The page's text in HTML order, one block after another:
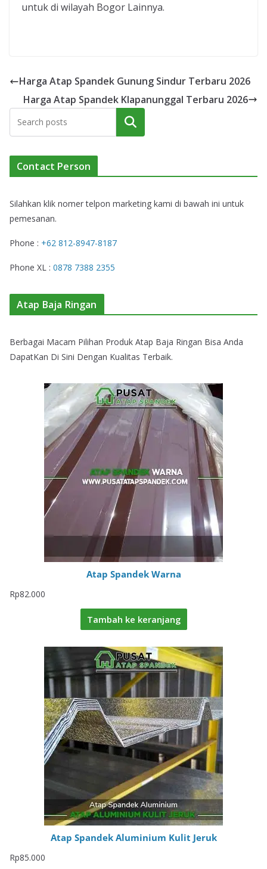
untuk di wilayah Bogor Lainnya.
Harga Atap Spandek Gunung Sindur Terbaru 2026
Harga Atap Spandek Klapanunggal Terbaru 2026
Cari
Contact Person
Silahkan klik nomer telpon marketing kami di bawah ini untuk
pemesanan.
Phone : +62 812-8947-8187
Phone XL : 0878 7388 2355
Atap Baja Ringan
Berbagai Macam Pilihan Produk Atap Baja Ringan Bisa Anda
DapatKan Di Sini Dengan Kualitas Terbaik.
Atap Spandek Warna
Rp82.000
Tambah ke keranjang
Atap Spandek Aluminium Kulit Jeruk
Rp85.000